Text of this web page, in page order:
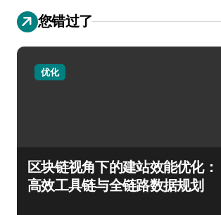
您错过了
优化
区块链视角下的建站效能优化：
高效工具链与全链路数据规划